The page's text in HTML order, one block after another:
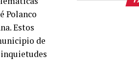
Polanco
Estos
de